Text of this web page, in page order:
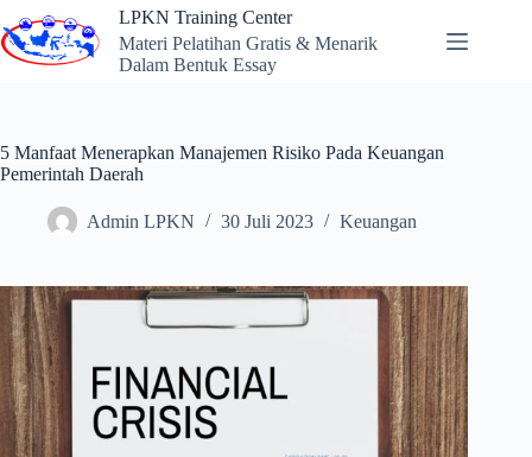
to
content
LPKN Training Center
Materi Pelatihan Gratis & Menarik
Dalam Bentuk Essay
5 Manfaat Menerapkan Manajemen Risiko Pada Keuangan
Pemerintah Daerah
Admin LPKN 30 Juli 2023 Keuangan